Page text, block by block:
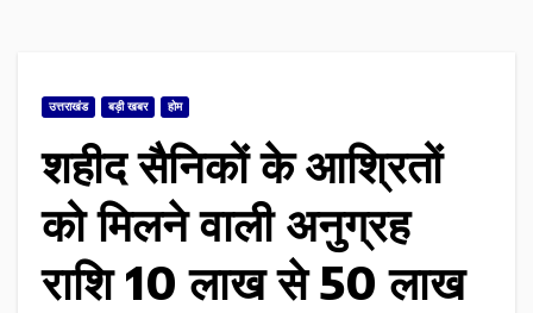
उत्तराखंड बड़ी खबर होम
शहीद सैनिकों के आश्रितों
को मिलने वाली अनुग्रह
राशि 10 लाख से 50 लाख